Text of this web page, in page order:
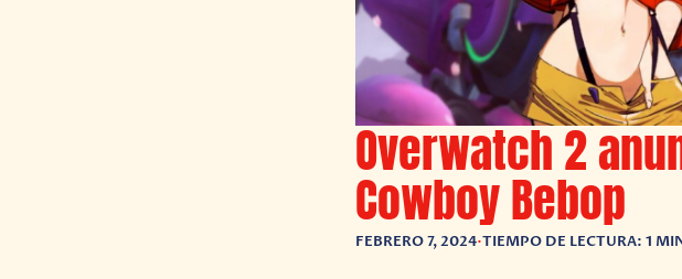
Overwatch 2
Cowboy Bebop
FEBRERO 7, 2024•TIEMPO DE LECTURA: 1